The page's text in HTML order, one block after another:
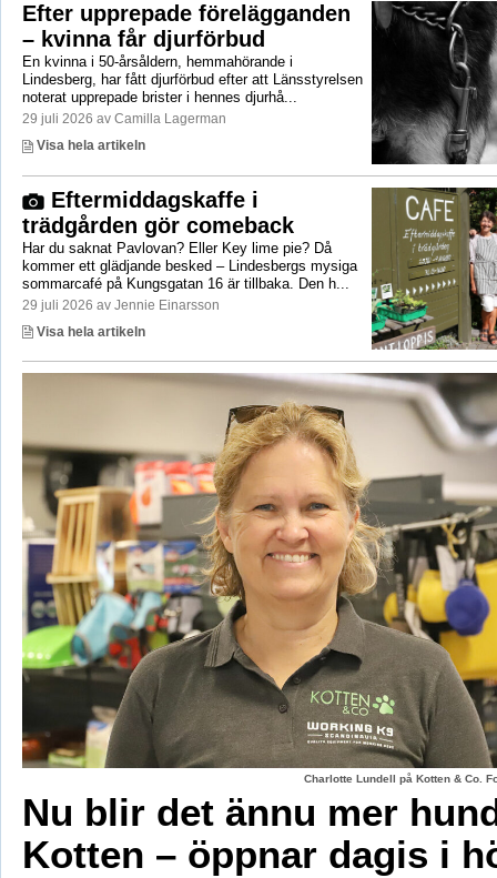
Efter upprepade förelägganden
– kvinna får djurförbud
En kvinna i 50-årsåldern, hemmahörande i
Lindesberg, har fått djurförbud efter att Länsstyrelsen
noterat upprepade brister i hennes djurhå...
29 juli 2026 av Camilla Lagerman
Visa hela artikeln
Eftermiddagskaffe i
trädgården gör comeback
Har du saknat Pavlovan? Eller Key lime pie? Då
kommer ett glädjande besked – Lindesbergs mysiga
sommarcafé på Kungsgatan 16 är tillbaka. Den h...
29 juli 2026 av Jennie Einarsson
Visa hela artikeln
Charlotte Lundell på Kotten & Co.
Nu blir det ännu mer
Kotten – öppnar dagis i